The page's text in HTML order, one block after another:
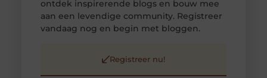
ontdek inspirerende blogs en bouw mee
aan een levendige community. Registreer
vandaag nog en begin met bloggen.
Registreer nu!